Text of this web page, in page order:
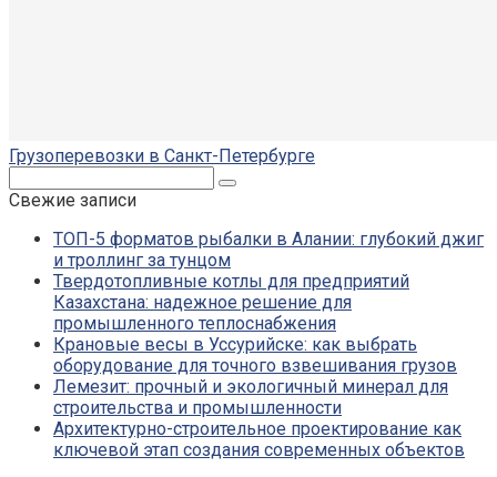
Грузоперевозки в Санкт-Петербурге
Свежие записи
ТОП-5 форматов рыбалки в Алании: глубокий джиг
и троллинг за тунцом
Твердотопливные котлы для предприятий
Казахстана: надежное решение для
промышленного теплоснабжения
Крановые весы в Уссурийске: как выбрать
оборудование для точного взвешивания грузов
Лемезит: прочный и экологичный минерал для
строительства и промышленности
Архитектурно-строительное проектирование как
ключевой этап создания современных объектов